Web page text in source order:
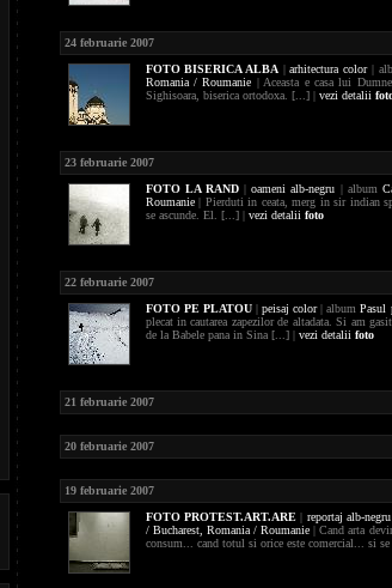
24 februarie 2007
FOTO BISERICA ALBA|arhitectura color|
Romania / Roumanie | Aceasta e casa lui
Sighisoara, biserica ortodoxa. [...] | vezi detalii
23 februarie 2007
FOTO LA RAND|oameni alb-negru | album
Roumanie| Pierduti in ceata, merg in sir indian
se ascunde. El. [...] | vezi detalii foto
22 februarie 2007
FOTO PE PLATOU| peisaj color| albumPasul
plecat in cautarea zapezilor de altadata. Si am
de la Babele pana in Sina [...] | vezi detalii foto
21 februarie 2007
20 februarie 2007
19 februarie 2007
FOTO PROTEST.ART.ARE| reportaj alb-negru
/ Bucharest, Romania / Roumanie | Cand arta
consum... cand totul si orice este comercial... si se